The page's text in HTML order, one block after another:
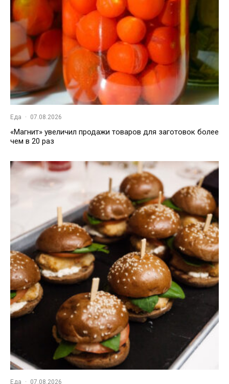
Еда · 07.08.2026
«Магнит» увеличил продажи товаров для заготовок более
чем в 20 раз
Еда · 07.08.2026